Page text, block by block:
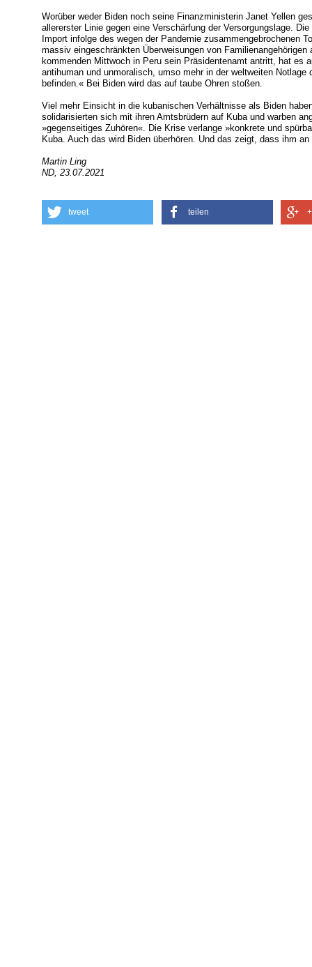
Worüber weder Biden noch seine Finanzministerin Janet Yellen
allererster Linie gegen eine Verschärfung der Versorgungslage.
Import infolge des wegen der Pandemie zusammengebrochenen
massiv eingeschränkten Überweisungen von
kommenden Mittwoch in Peru sein Präsidentenamt antritt, hat es
antihuman und unmoralisch, umso mehr in der weltweiten
befinden.« Bei Biden wird das auf taube Ohren stoßen.
Viel mehr Einsicht in die kubanischen Verhältnisse als Biden
solidarisierten sich mit ihren Amtsbrüdern auf Kuba und warben
»gegenseitiges Zuhören«. Die Krise verlange »konkrete und
Kuba. Auch das wird Biden überhören. Und das zeigt, dass ihm
Martin Ling
ND, 23.07.2021
tweet teilen